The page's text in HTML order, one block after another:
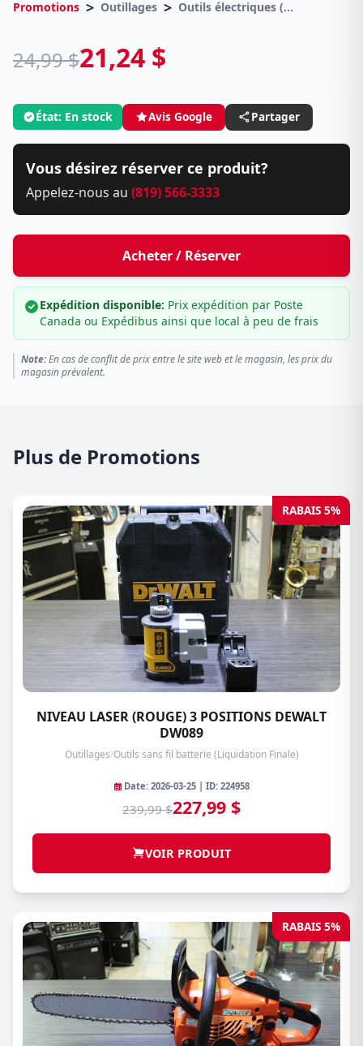
Promotions > Outillages > Outils électriques (Liquidation Finale)
24,99 $21,24 $
État: En stock Avis Google Partager
Vous désirez réserver ce produit?
Appelez-nous au (819) 566-3333
Acheter / Réserver
Expédition disponible: Prix expédition par Poste
Canada ou Expédibus ainsi que local à peu de frais
Note:En cas de conflit de prix entre le site web et le magasin, les prix du
magasin prévalent.
Plus de Promotions
RABAIS 5%
NIVEAU LASER (ROUGE) 3 POSITIONS DEWALT
DW089
Outillages/Outils sans fil batterie (Liquidation Finale)
Date: 2026-03-25 | ID: 224958
239,99 $227,99 $
VOIR PRODUIT
RABAIS 5%